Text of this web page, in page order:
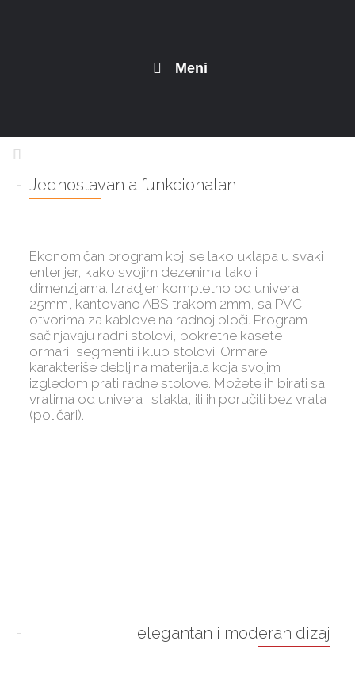
Meni
Jednostavan a funkcionalan
Ekonomičan program koji se lako uklapa u svaki
enterijer, kako svojim dezenima tako i
dimenzijama. Izradjen kompletno od univera
25mm, kantovano ABS trakom 2mm, sa PVC
otvorima za kablove na radnoj ploči. Program
sačinjavaju radni stolovi, pokretne kasete,
ormari, segmenti i klub stolovi. Ormare
karakteriše debljina materijala koja svojim
izgledom prati radne stolove. Možete ih birati sa
vratima od univera i stakla, ili ih poručiti bez vrata
(poličari).
elegantan i moderan dizaj